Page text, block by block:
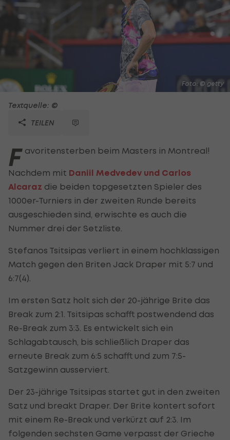
Foto: © getty
Textquelle: ©
TEILEN
F avoritensterben beim Masters in Montreal!
Nachdem mit Daniil Medvedev und Carlos
Alcaraz die beiden topgesetzten Spieler des
1000er-Turniers in der zweiten Runde bereits
ausgeschieden sind, erwischte es auch die
Nummer drei der Setzliste.
Stefanos Tsitsipas verliert in einem hochklassigen
Match gegen den Briten Jack Draper mit 5:7 und
6:7(4).
Im ersten Satz holt sich der 20-jährige Brite das
Break zum 2:1. Tsitsipas schafft postwendend das
Re-Break zum 3:3. Es entwickelt sich ein
Schlagabtausch, bis schließlich Draper das
erneute Break zum 6:5 schafft und zum 7:5-
Satzgewinn ausserviert.
Der 23-jährige Tsitsipas startet gut in den zweiten
Satz und breakt Draper. Der Brite kontert sofort
mit einem Re-Break und verkürzt auf 2:3. Im
folgenden sechsten Game verpasst der Grieche